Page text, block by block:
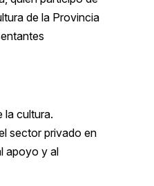
de la Provincia
la cultura.
sector privado en
apoyo y al